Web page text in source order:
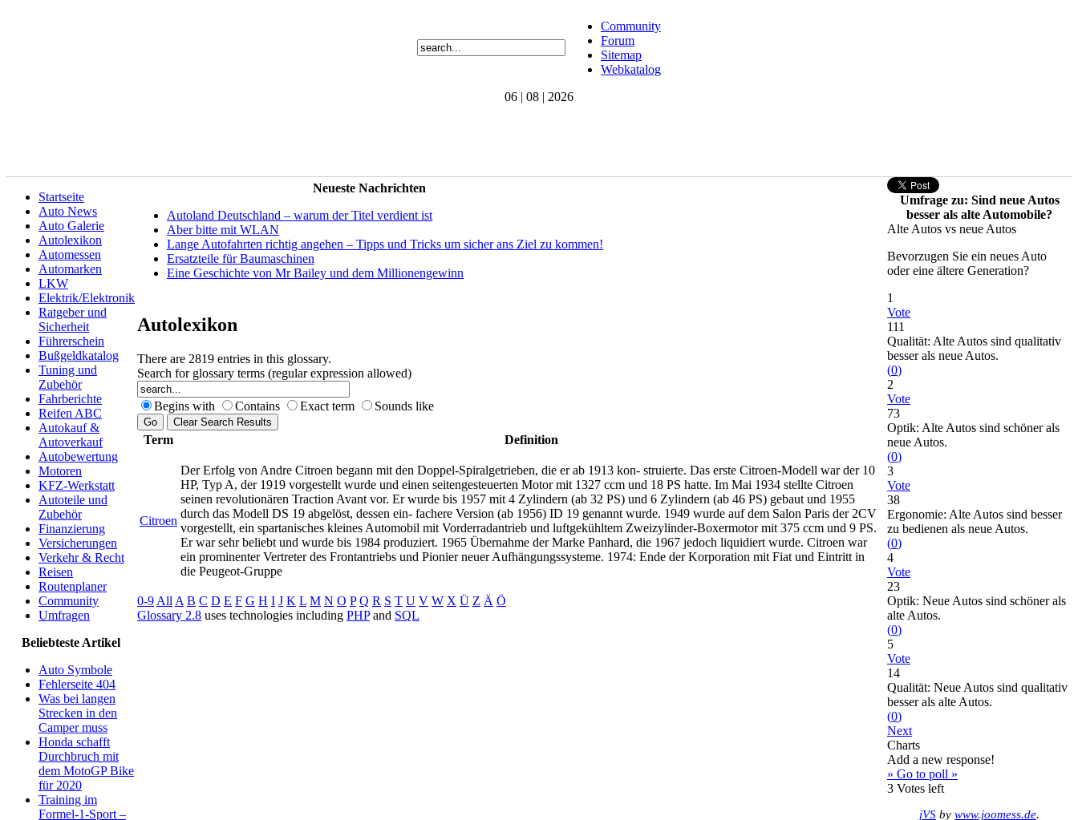
Community
Forum
Sitemap
Webkatalog
06 | 08 | 2026
Startseite
Auto News
Auto Galerie
Autolexikon
Automessen
Automarken
LKW
Elektrik/Elektronik
Ratgeber und
Sicherheit
Führerschein
Bußgeldkatalog
Tuning und
Zubehör
Fahrberichte
Reifen ABC
Autokauf &
Autoverkauf
Autobewertung
Motoren
KFZ-Werkstatt
Autoteile und
Zubehör
Finanzierung
Versicherungen
Verkehr & Recht
Reisen
Routenplaner
Community
Umfragen
Beliebteste Artikel
Auto Symbole
Fehlerseite 404
Was bei langen
Strecken in den
Camper muss
Honda schafft
Durchbruch mit
dem MotoGP Bike
für 2020
Training im
Formel-1-Sport –
Neueste Nachrichten
Autoland Deutschland – warum der Titel verdient ist
Aber bitte mit WLAN
Lange Autofahrten richtig angehen – Tipps und Tricks um sicher ans Ziel zu kommen!
Ersatzteile für Baumaschinen
Eine Geschichte von Mr Bailey und dem Millionengewinn
Autolexikon
There are 2819 entries in this glossary.
Search for glossary terms (regular expression allowed)
Begins with Contains Exact term Sounds like
Term Definition
Citroen
Der Erfolg von Andre Citroen begann mit den Doppel-Spiralgetrieben, die er ab 1913 kon- struierte. Das erste Citroen-Modell war der 10
HP, Typ A, der 1919 vorgestellt wurde und einen seitengesteuerten Motor mit 1327 ccm und 18 PS hatte. Im Mai 1934 stellte Citroen
seinen revolutionären Traction Avant vor. Er wurde bis 1957 mit 4 Zylindern (ab 32 PS) und 6 Zylindern (ab 46 PS) gebaut und 1955
durch das Modell DS 19 abgelöst, dessen ein- fachere Version (ab 1956) ID 19 genannt wurde. 1949 wurde auf dem Salon Paris der 2CV
vorgestellt, ein spartanisches kleines Automobil mit Vorderradantrieb und luftgekühltem Zweizylinder-Boxermotor mit 375 ccm und 9 PS.
Er war sehr beliebt und wurde bis 1984 produziert. 1965 Übernahme der Marke Panhard, die 1967 jedoch liquidiert wurde. Citroen war
ein prominenter Vertreter des Frontantriebs und Pionier neuer Aufhängungssysteme. 1974: Ende der Korporation mit Fiat und Eintritt in
die Peugeot-Gruppe
0-9 All A B C D E F G H I J K L M N O P Q R S T U V W X Ü Z Ä Ö
Glossary 2.8 uses technologies including PHPand SQL
Umfrage zu: Sind neue Autos
besser als alte Automobile?
Alte Autos vs neue Autos
Bevorzugen Sie ein neues Auto
oder eine ältere Generation?
1
Vote
111
Qualität: Alte Autos sind qualitativ
besser als neue Autos.
(0)
2
Vote
73
Optik: Alte Autos sind schöner als
neue Autos.
(0)
3
Vote
38
Ergonomie: Alte Autos sind besser
zu bedienen als neue Autos.
(0)
4
Vote
23
Optik: Neue Autos sind schöner als
alte Autos.
(0)
5
Vote
14
Qualität: Neue Autos sind qualitativ
besser als alte Autos.
(0)
Next
Charts
Add a new response!
» Go to poll »
3 Votes left
jVS by www.joomess.de.